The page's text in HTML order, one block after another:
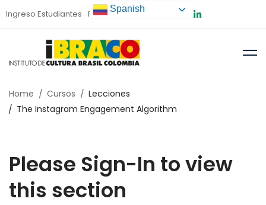
Ingreso Estudiantes Preinscripción
Home Cursos
Lecciones
The Instagram Engagement Algorithm
Please Sign-In to view
this section
Spanish